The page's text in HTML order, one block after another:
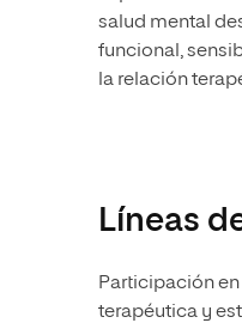
salud mental
funcional,
la relación
Líneas
Participación
terapéutica y